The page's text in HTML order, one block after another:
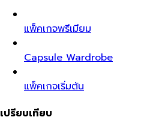
แพ็คเกจพรีเมียม
Capsule Wardrobe
แพ็คเกจเริ่มต้น
เปรียบเทียบ